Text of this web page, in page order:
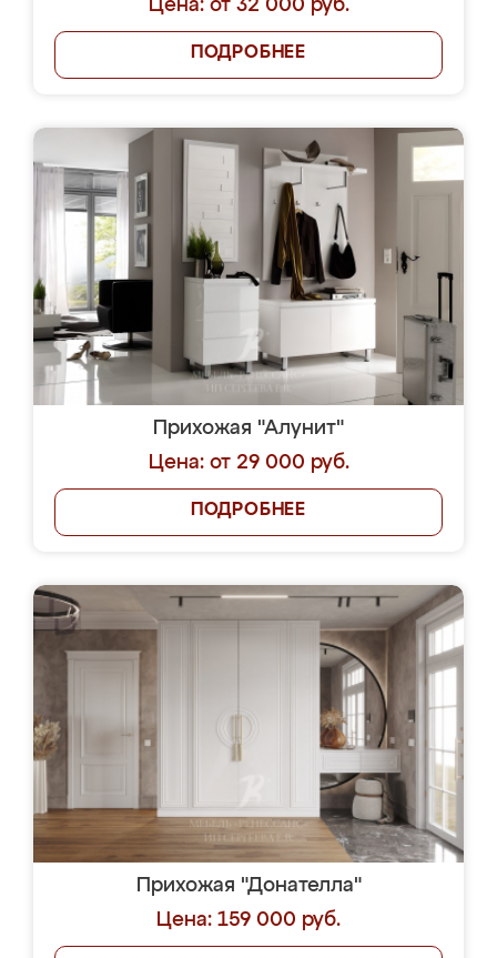
Цена: от 32 000 руб.
ПОДРОБНЕЕ
Прихожая "Алунит"
Цена: от 29 000 руб.
ПОДРОБНЕЕ
Прихожая "Донателла"
Цена: 159 000 руб.